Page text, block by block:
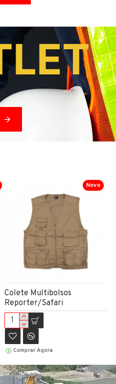
Novo
Colete Multibolsos
Reporter/Safari
Comprar Agora